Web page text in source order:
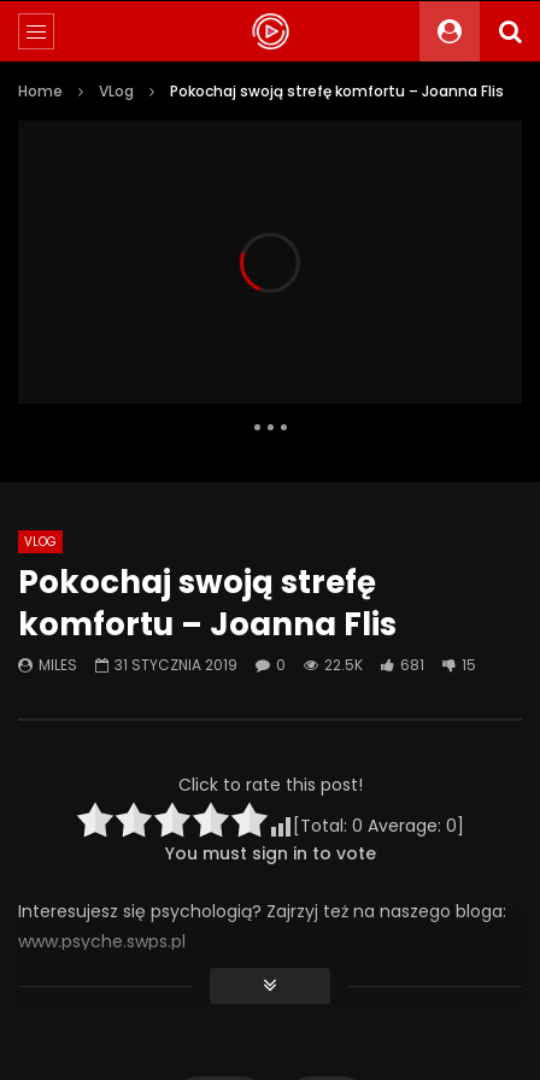
Home VLog Pokochaj swoją strefę komfortu – Joanna Flis
Znaczenie obecności i
zaangażowania ojca w rozwój
dziecka
0
241 7 0
Co możemy zrobić,
była miejscem
VLOG
Pokochaj swoją strefę
komfortu – Joanna Flis
MILES 31 STYCZNIA 2019 0 22.5K 681 15
Click to rate this post!
[Total: 0 Average: 0]
You must sign in to vote
Interesujesz się psychologią? Zajrzyj też na naszego bloga:
www.psyche.swps.pl